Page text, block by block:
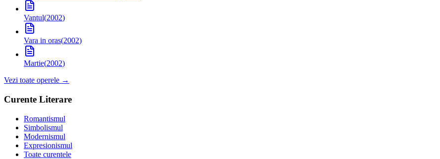
Vantul(2002)
Vara in oras(2002)
Martie(2002)
Vezi toate operele →
Curente Literare
Romantismul
Simbolismul
Modernismul
Expresionismul
Toate curentele